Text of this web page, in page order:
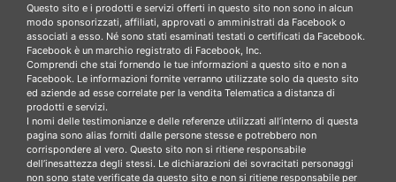
Questo sito e i prodotti e servizi offerti in questo sito non sono in alcun
modo sponsorizzati, affiliati, approvati o amministrati da Facebook o
associati a esso. Né sono stati esaminati testati o certificati da Facebook.
Facebook è un marchio registrato di Facebook, Inc.
Comprendi che stai fornendo le tue informazioni a questo sito e non a
Facebook. Le informazioni fornite verranno utilizzate solo da questo sito
ed aziende ad esse correlate per la vendita Telematica a distanza di
prodotti e servizi.
I nomi delle testimonianze e delle referenze utilizzati all’interno di questa
pagina sono alias forniti dalle persone stesse e potrebbero non
corrispondere al vero. Questo sito non si ritiene responsabile
dell’inesattezza degli stessi. Le dichiarazioni dei sovracitati personaggi
non sono state verificate da questo sito e non si ritiene responsabile per